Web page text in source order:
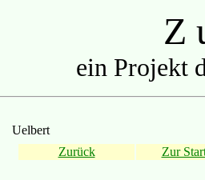
Z
ein Projekt
Uelbert
Zurück
Zur